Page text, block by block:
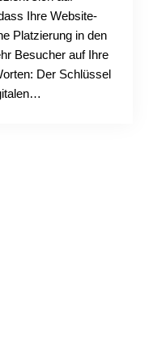
Ihre Website-
Platzierung in den
Besucher auf Ihre
Der Schlüssel